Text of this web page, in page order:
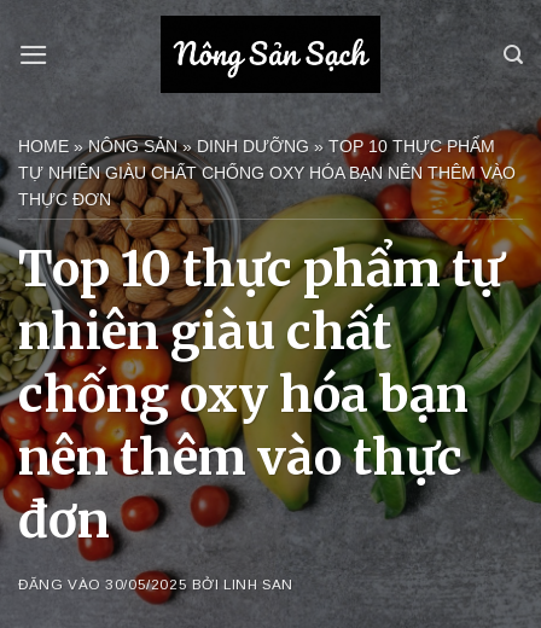
qua
dung
HOME »NÔNG SẢN» DINH DƯỠNG » TOP 10 THỰC PHẨM
TỰ NHIÊN GIÀU CHẤT CHỐNG OXY HÓA BẠN NÊN THÊM VÀO
THỰC ĐƠN
Top 10 thực phẩm tự
nhiên giàu chất
chống oxy hóa bạn
nên thêm vào thực
đơn
ĐĂNG VÀO30/05/2025 BỞILINH SAN